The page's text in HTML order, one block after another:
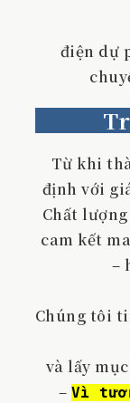
điện dự
Từ khi
định với
Chất
cam kết
–
Chúng tôi
và lấy
– Vì